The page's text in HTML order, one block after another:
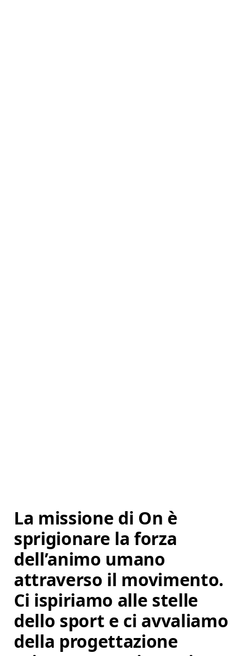
La missione di On è
sprigionare la forza
dell’animo umano
attraverso il movimento.
Ci ispiriamo alle stelle
dello sport e ci
della progettazione